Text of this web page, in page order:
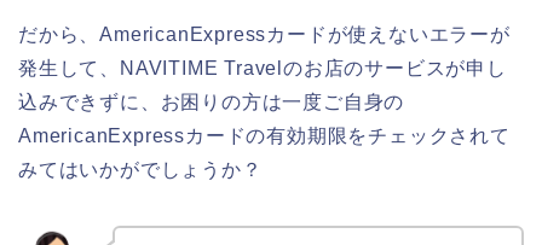
だから、AmericanExpressカードが使えないエラーが
発生して、NAVITIME Travelのお店のサービスが申し
込みできずに、お困りの方は一度ご自身の
AmericanExpressカードの有効期限をチェックされて
みてはいかがでしょうか？